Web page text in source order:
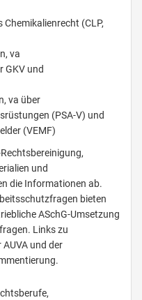
(CLP,
va
GKV und
va über
(PSA-V) und
(VEMF)
und
die Informationen ab.
bieten
ASchG-Umsetzung
Links zu
und der